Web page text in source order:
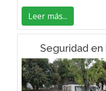
Leer más...
Seguridad en